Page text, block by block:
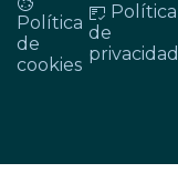
Política
de
cookies
Política
de
privacidad